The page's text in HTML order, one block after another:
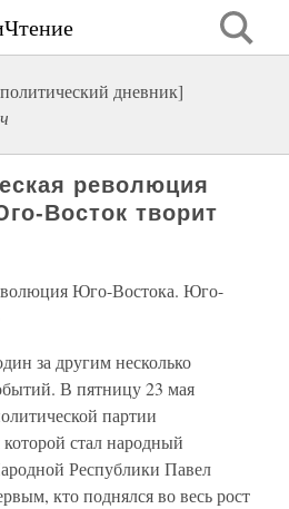
дневник]
революция
Восток творит
Юго-Востока. Юго-
за другим несколько
В пятницу 23 мая
партии
стал народный
Республики Павел
кто поднялся во весь рост